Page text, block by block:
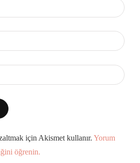
için Akismet kullanır. Yorum
öğrenin.